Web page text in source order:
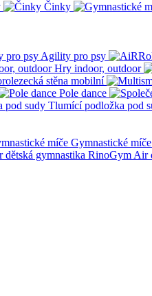
Činky
Agility pro psy
Hry indoor, outdoor
stěna mobilní
Pole dance
Tlumící podložka pod
Gymnastické míče
RinoGym Air